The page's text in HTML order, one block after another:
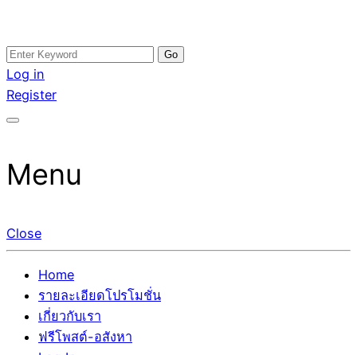
Skip
to
content
อสังหาโพสต์ รีวิวเยอะ รับจ้างโพสต์ขายบ้าน รับจ้างโพสต์อสัง
หา แตกต่างอย่างตั้งใจ รับรองผล อันดับ1 การโพสต์ขายอสังหา
กับทีมงานบริษัท บ้าน ที่ดิน คอนโด ติดGoogleหน้าแรกได้จริงๆ
รับจ้างโพสอสังหา ขายบ้าน อสังหาโพสต์ เชื่อถือได้จริง รับ
โพสต์ ที่ดิน กับทีมงานบริษัท ถูกและดีที่สุด ไม่มีค่านายหน้า
ขายได้จริงๆ ช่วยสร้างโอกาสในการขายได้มากกว่า ที่เดียว ที่
Search
for:
Log in
Register
Menu
Close
Home
รายละเอียดโปรโมชั่น
เกี่ยวกับเรา
ฟรีโพสต์-อสังหา